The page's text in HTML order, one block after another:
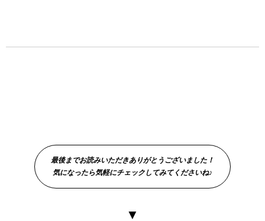
最後までお読みいただきありがとうございました！
気になったら気軽にチェックしてみてくださいね♪
▼